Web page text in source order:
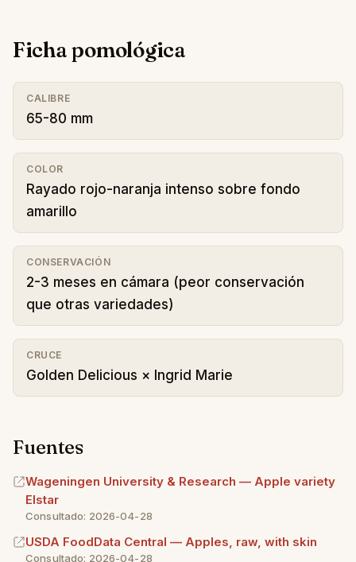
Ficha pomológica
CALIBRE
65-80 mm
COLOR
Rayado rojo-naranja intenso sobre fondo
amarillo
CONSERVACIÓN
2-3 meses en cámara (peor conservación
que otras variedades)
CRUCE
Golden Delicious × Ingrid Marie
Fuentes
Wageningen University & Research — Apple variety
Elstar
Consultado: 2026-04-28
USDA FoodData Central — Apples, raw, with skin
Consultado: 2026-04-28